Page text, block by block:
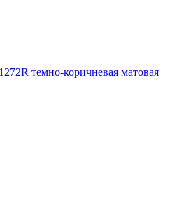
темно-коричневая матовая